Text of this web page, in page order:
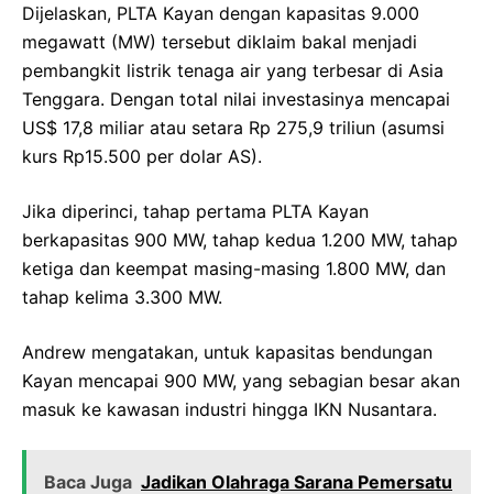
Dijelaskan, PLTA Kayan dengan kapasitas 9.000
megawatt (MW) tersebut diklaim bakal menjadi
pembangkit listrik tenaga air yang terbesar di Asia
Tenggara. Dengan total nilai investasinya mencapai
US$ 17,8 miliar atau setara Rp 275,9 triliun (asumsi
kurs Rp15.500 per dolar AS).
Jika diperinci, tahap pertama PLTA Kayan
berkapasitas 900 MW, tahap kedua 1.200 MW, tahap
ketiga dan keempat masing-masing 1.800 MW, dan
tahap kelima 3.300 MW.
Andrew mengatakan, untuk kapasitas bendungan
Kayan mencapai 900 MW, yang sebagian besar akan
masuk ke kawasan industri hingga IKN Nusantara.
Baca Juga Jadikan Olahraga Sarana Pemersatu